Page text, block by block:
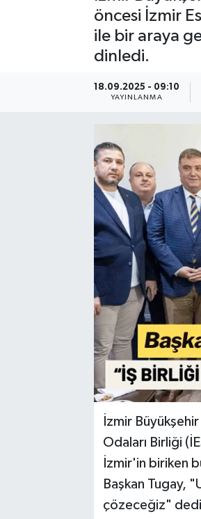
öncesi İzmir
ile bir araya
dinledi.
18.09.2025 - 09:10
YAYINLANMA
İzmir
Odaları Birliği
İzmir'in biriken
Başkan Tugay,
çözeceğiz"
Resmi Reklam
Röportajlar